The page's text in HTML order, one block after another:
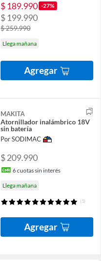
$ 189.990 -27%
$ 199.990
$ 259.990
Llega mañana
Agregar
MAKITA
Atornillador inalámbrico 18V
sin batería
Por SODIMAC
$ 209.990
6cuotas sin interés
Llega mañana
(1)
Agregar